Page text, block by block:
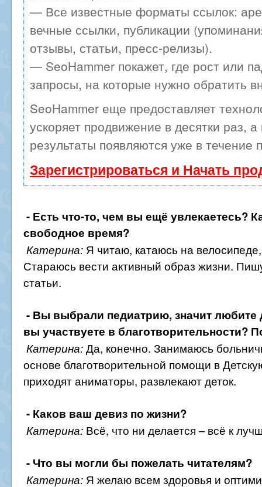
— Все известные форматы ссылок:
вечные ссылки, публикации
отзывы, статьи, пресс-релизы).
— SeoHammer покажет, где рост или
запросы, на которые нужно обратить
SeoHammer еще предоставляет
ускоряет продвижение в десятки раз,
результаты появляются уже в течение
Зарегистрироваться и Начать
- Есть что-то, чем вы ещё увлекаетесь?
свободное время?
Катерина: Я читаю, катаюсь на
Стараюсь вести активный образ жизни.
статьи.
- Вы выбрали педиатрию, значит любите
вы участвуете в благотворительности?
Катерина:Да, конечно. Занимаюсь
основе благотворительной помощи в
приходят аниматоры, развлекают деток.
- Каков ваш девиз по жизни?
Катерина: Всё, что ни делается – всё к
- Что вы могли бы пожелать читателям?
Катерина: Я желаю всем здоровья и